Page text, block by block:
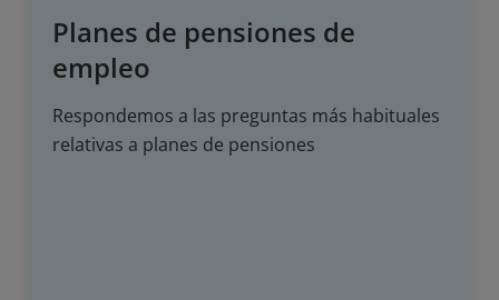
Planes de pensiones de
empleo
Respondemos a las preguntas más habituales
relativas a planes de pensiones